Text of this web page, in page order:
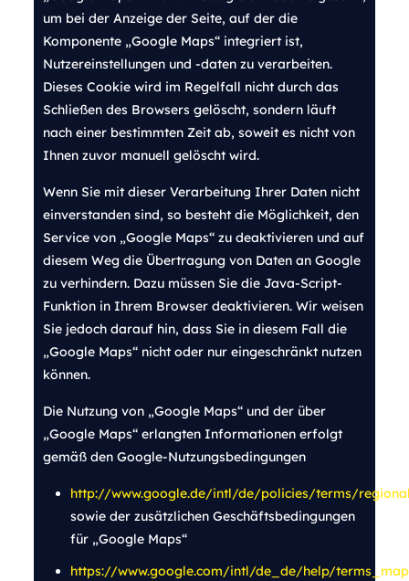
um bei der Anzeige der Seite, auf der die
Komponente „Google Maps“ integriert ist,
Nutzereinstellungen und -daten zu verarbeiten.
Dieses Cookie wird im Regelfall nicht durch das
Schließen des Browsers gelöscht, sondern läuft
nach einer bestimmten Zeit ab, soweit es nicht von
Ihnen zuvor manuell gelöscht wird.
Wenn Sie mit dieser Verarbeitung Ihrer Daten nicht
einverstanden sind, so besteht die Möglichkeit, den
Service von „Google Maps“ zu deaktivieren und auf
diesem Weg die Übertragung von Daten an Google
zu verhindern. Dazu müssen Sie die Java-Script-
Funktion in Ihrem Browser deaktivieren. Wir weisen
Sie jedoch darauf hin, dass Sie in diesem Fall die
„Google Maps“ nicht oder nur eingeschränkt nutzen
können.
Die Nutzung von „Google Maps“ und der über
„Google Maps“ erlangten Informationen erfolgt
gemäß den Google-Nutzungsbedingungen
http://www.google.de/intl/de/policies/terms/
sowie der zusätzlichen Geschäftsbedingungen
für „Google Maps“
https://www.google.com/intl/de_de/help/